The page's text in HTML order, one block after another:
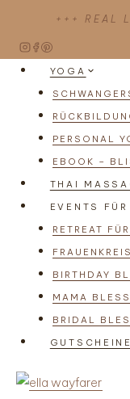
springen
+++ REAL
YOGA
PERSONAL
EBOOK –
THAI
EVENTS FÜR
RETREAT
FRAUENKREIS
BIRTHDAY
MAMA
BRIDAL
GUTSCHEINE